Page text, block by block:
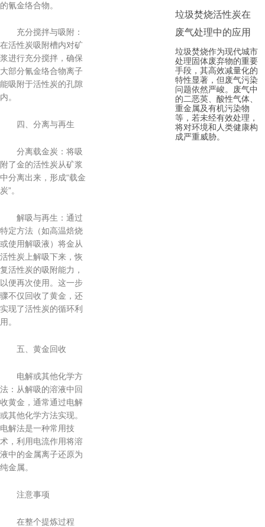
的氰金络合物。
充分搅拌与吸附：
在活性炭吸附槽内对矿
浆进行充分搅拌，确保
大部分氰金络合物离子
能吸附于活性炭的孔隙
内。
四、分离与再生
分离载金炭：将吸
附了金的活性炭从矿浆
中分离出来，形成“载金
炭”。
解吸与再生：通过
特定方法（如高温焙烧
或使用解吸液）将金从
活性炭上解吸下来，恢
复活性炭的吸附能力，
以便再次使用。这一步
骤不仅回收了黄金，还
实现了活性炭的循环利
用。
五、黄金回收
电解或其他化学方
法：从解吸的溶液中回
收黄金，通常通过电解
或其他化学方法实现。
电解法是一种常用技
术，利用电流作用将溶
液中的金属离子还原为
纯金属。
注意事项
在整个提炼过程
垃圾焚烧活性炭在
废气处理中的应用
垃圾焚烧作为现代城市
处理固体废弃物的重要
手段，其高效减量化的
特性显著，但废气污染
问题依然严峻。废气中
的二恶英、酸性气体、
重金属及有机污染物
等，若未经有效处理，
将对环境和人类健康构
成严重威胁。